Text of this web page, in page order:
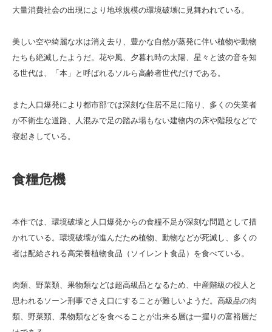
大量消費社会の出現により地球規模の環境破壊に見舞われている。
美しい空や綺麗な水は消え去り、豊かな自然が蒸発に伴い植物や動物
たちも絶滅したようだ。花や風、夕暮れ時の太陽、星々と波の音を知
る世代は、「本」と呼ばれるソルら高齢者世代だけである。
また人口爆発により都市部では深刻な住居不足に陥り、多くの失業者
が不衛生な道路、人混みで足の踏み場もない建物内の床や階段などで
寝起きしている。
食糧危機
本作では、環境破壊と人口爆発からの食糧不足が深刻な問題として描
かれている。環境破壊が進んだため植物、動物などが死滅し、多くの
者は配給される高栄養植物食品（ソイレント食品）を食べている。
肉類、野菜類、果物類などは超高級品となるため、中産階級の役人と
思われるソーン刑事でさえ口にすることが難しいようだ。高級品の肉
類、野菜類、果物類などを食べることが出来る層は一握りの富裕層だ